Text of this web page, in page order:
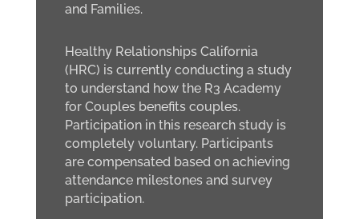
and Families.
Healthy Relationships California
(HRC) is currently conducting a study
to understand how the R3 Academy
for Couples benefits couples.
Participation in this research study is
completely voluntary. Participants
are compensated based on achieving
attendance milestones and survey
participation.